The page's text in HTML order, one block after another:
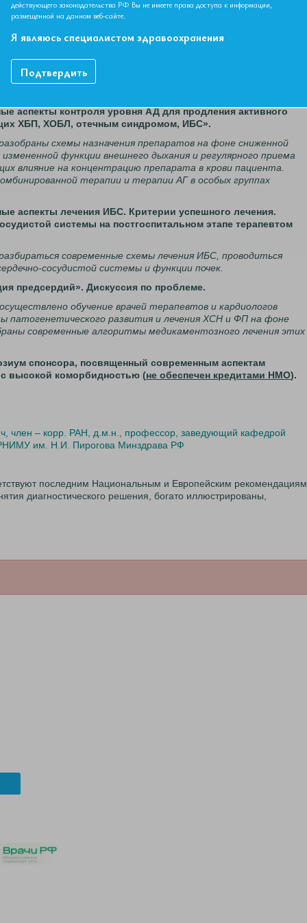
аспекты контроля факторов риска основных
с высокой коморбидностью».
вопросы диагностики ФР у лиц со стертым
контроля уровня ЛПНП, общего ХС, уровня АД в
подробно будут разобраны результаты СМАД, оценки
потребления соли и нутрициологического статуса,
коррекции ФР.
аспекты контроля уровня АД для продления активного
ХБП, ХОБЛ, отечным синдромом, ИБС».
схемы назначения препаратов на фоне сниженной
функции внешнего дыхания и регулярного приема
влияние на концентрацию препарата в крови пациента.
терапии и терапии АГ в особых группах
аспекты лечения ИБС. Критерии успешного лечения.
системы на постгоспитальном этапе терапевтом
современные схемы лечения ИБС, проводиться
сосудистой системы и функции почек.
предсердий». Дискуссия по проблеме.
обучение врачей терапевтов и кардиологов
патогенетического развития и лечения ХСН и ФП на фоне
современные алгоритмы медикаментозного лечения этих
спонсора, посвященный современным аспектам
с высокой коморбидностью (не обеспечен кредитами НМО).
член – корр. РАН, д.м.н., профессор, заведующий кафедрой
РНИМУ им. Н.И. Пирогова Минздрава РФ
последним Национальным и Европейским
диагностического решения, богато иллюстрированы,
действующего законодательства РФ Вы не имеете права доступа к информации,
размещенной на данном веб-сайте.
Я являюсь специалистом здравоохранения
Подтвердить